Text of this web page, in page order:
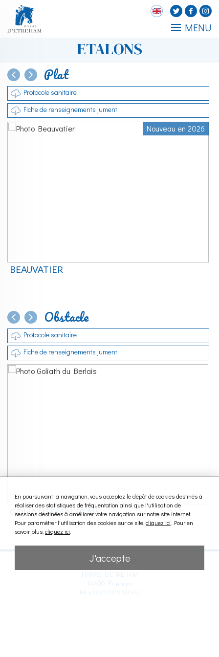
MENU
ETALONS
Protocole sanitaire
Fiche de renseignements jument
Plat
Nouveau en 2026
BEAUVATIER
Protocole sanitaire
Fiche de renseignements jument
Obstacle
GOLIATH DU BERLAIS
Nous contacter
HARAS D'ETREHAM
14400 Etreham
Tél +33 (0)231924084
En poursuivant la navigation, vous acceptez le dépôt de cookies destinés à
réaliser des statistiques de fréquentation ainsi que l'utilisation de
sessions destinées à améliorer votre navigation sur notre site internet.
Pour paramètrer l'utilisation des cookies sur ce site, cliquez ici . Pour en
savoir plus, cliquez ici
J'accepte